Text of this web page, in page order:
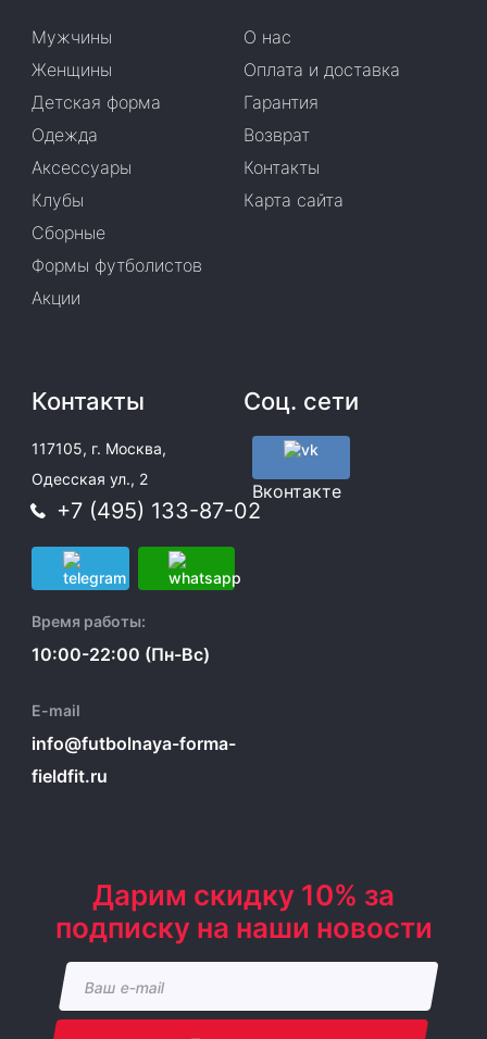
Мужчины
Женщины
Детская форма
Одежда
Аксессуары
Клубы
Сборные
Формы футболистов
Акции
О нас
Оплата и доставка
Гарантия
Возврат
Контакты
Карта сайта
Контакты
117105, г. Москва,
Одесская ул., 2
+7 (495) 133-87-02
Время работы:
10:00-22:00 (Пн-Вс)
E-mail
info@futbolnaya-forma-
fieldfit.ru
Соц. сети
Вконтакте
Дарим скидку 10% за
подписку на наши новости